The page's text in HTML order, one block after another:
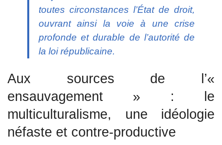
toutes circonstances l’État de droit,
ouvrant ainsi la voie à une crise
profonde et durable de l’autorité de
la loi républicaine.
Aux sources de l’«
ensauvagement » : le
multiculturalisme, une idéologie
néfaste et contre-productive